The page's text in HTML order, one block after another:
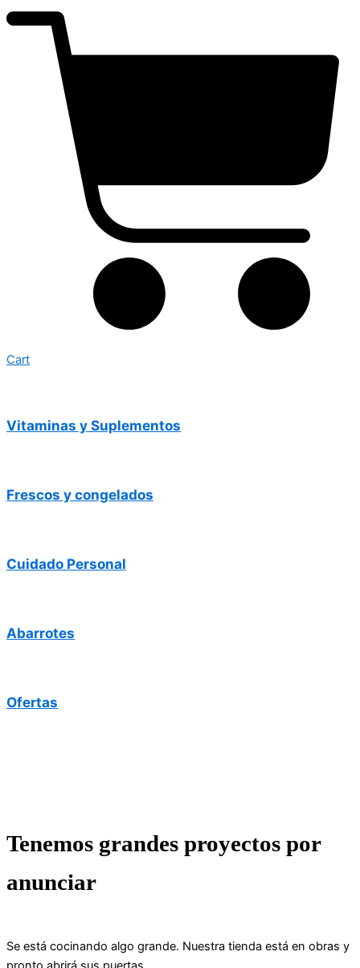
Cart
Vitaminas y Suplementos
Frescos y congelados
Cuidado Personal
Abarrotes
Ofertas
Tenemos grandes proyectos por
anunciar
Se está cocinando algo grande. Nuestra tienda está en obras y